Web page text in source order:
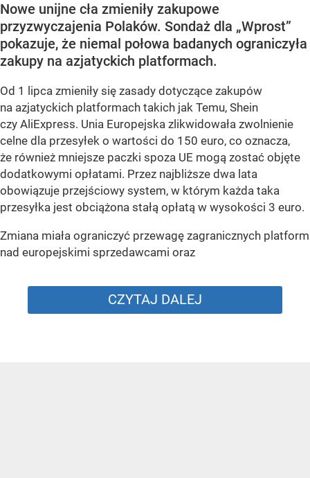
Nowe unijne cła zmieniły zakupowe
przyzwyczajenia Polaków. Sondaż dla „Wprost”
pokazuje, że niemal połowa badanych ograniczyła
zakupy na azjatyckich platformach.
Od 1 lipca zmieniły się zasady dotyczące zakupów
na azjatyckich platformach takich jak Temu, Shein
czy AliExpress. Unia Europejska zlikwidowała zwolnienie
celne dla przesyłek o wartości do 150 euro, co oznacza,
że również mniejsze paczki spoza UE mogą zostać objęte
dodatkowymi opłatami. Przez najbliższe dwa lata
obowiązuje przejściowy system, w którym każda taka
przesyłka jest obciążona stałą opłatą w wysokości 3 euro.
Zmiana miała ograniczyć przewagę zagranicznych platform
nad europejskimi sprzedawcami oraz
CZYTAJ DALEJ